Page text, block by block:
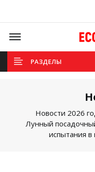
Offcanvas Menu Open
РАЗДЕЛЫ
Новости 2026
Лунный
испытания в